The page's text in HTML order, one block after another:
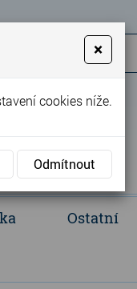
(Po - Pá 8:00 - 17:00)
Ostatní
×
cookies níže.
Odmítnout